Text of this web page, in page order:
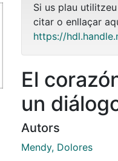
Si us plau
citar o enllaçar
https://
El
un
Autors
Mendy, Dolores